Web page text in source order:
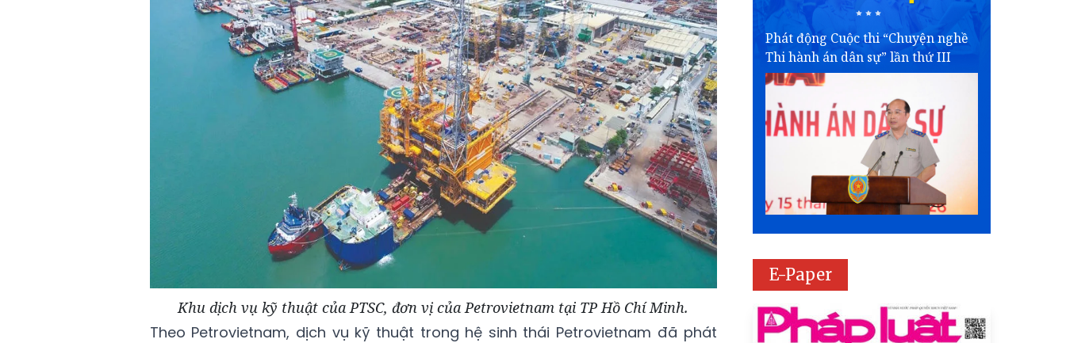
Khu dịch vụ kỹ thuật của PTSC, đơn vị của Petrovietnam tại TP Hồ Chí Minh.
Theo Petrovietnam, dịch vụ kỹ thuật trong hệ sinh thái Petrovietnam đã phát
Phát động Cuộc thi “Chuyện nghề
Thi hành án dân sự” lần thứ III
E-Paper